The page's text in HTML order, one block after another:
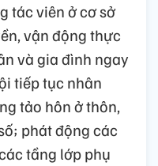
tác viên ở cơ sở
vận động thực
và gia đình ngay
tiếp tục nhân
tảo hôn ở thôn,
phát động các
tầng lớp phụ